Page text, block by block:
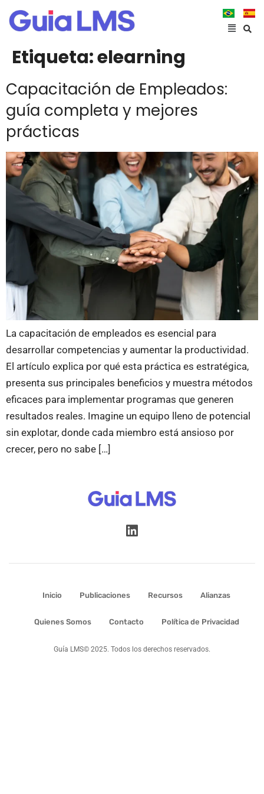
Etiqueta:elearning
Capacitación de Empleados:
guía completa y mejores
prácticas
La capacitación de empleados es esencial para
desarrollar competencias y aumentar la productividad.
El artículo explica por qué esta práctica es estratégica,
presenta sus principales beneficios y muestra métodos
eficaces para implementar programas que generen
resultados reales. Imagine un equipo lleno de potencial
sin explotar, donde cada miembro está ansioso por
crecer, pero no sabe […]
Inicio Publicaciones Recursos Alianzas
Quienes Somos Contacto Política de Privacidad
Guía LMS© 2025. Todos los derechos reservados.